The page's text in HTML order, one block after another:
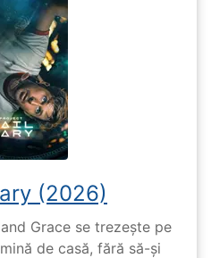
(2026)
Grace se trezește pe
de casă, fără să-și